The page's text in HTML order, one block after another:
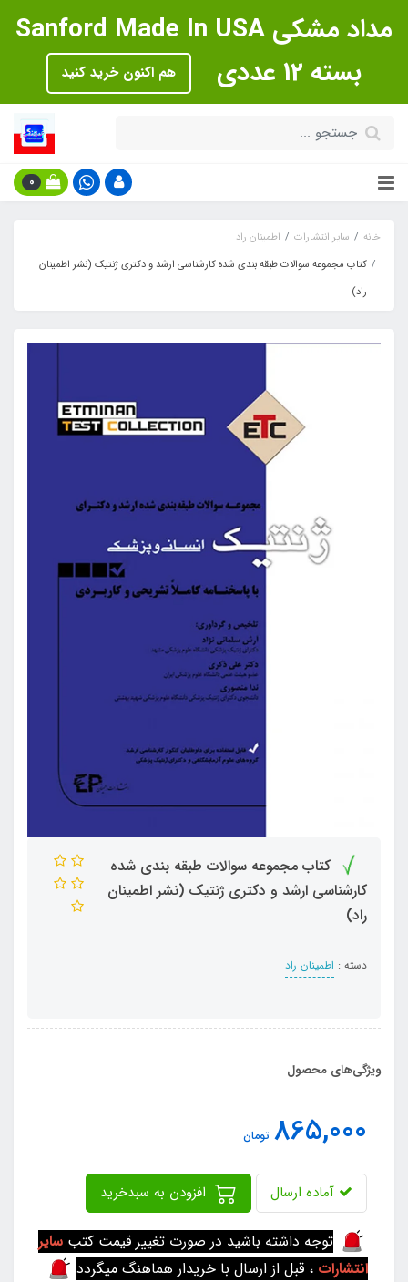
مداد مشکی Sanford Made In USA
بسته 12 عددی
هم اکنون خرید کنید
0
خانه سایر انتشارات
اطمینان راد
کتاب مجموعه سوالات طبقه بندی شده کارشناسی ارشد و دکتری ژنتیک (نشر اطمینان
راد)
کتاب مجموعه سوالات طبقه بندی شده
کارشناسی ارشد و دکتری ژنتیک (نشر اطمینان
راد)
دسته : اطمینان راد
ویژگی‌های محصول
865,000 تومان
آماده ارسال
توجه داشته باشید در صورت تغییر قیمت کتب سایر
انتشارات ، قبل از ارسال با خریدار هماهنگ میگردد